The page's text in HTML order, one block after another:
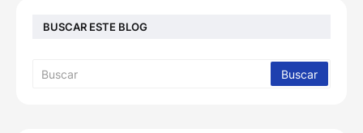
BUSCAR ESTE BLOG